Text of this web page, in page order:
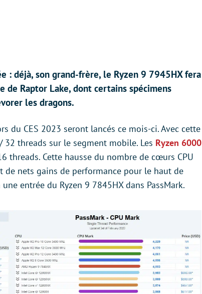
: déjà, son grand-frère, le Ryzen 9 7945HX fera
de Raptor Lake, dont certains spécimens
les dragons.
du CES 2023 seront lancés ce mois-ci. Avec cette
threads sur le segment mobile. Les Ryzen 6000
threads. Cette hausse du nombre de cœurs CPU
de nets gains de performance pour le haut de
entrée du Ryzen 9 7845HX dans PassMark.